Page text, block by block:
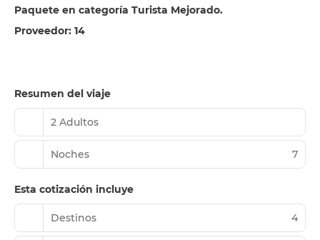
Paquete en categoría Turista Mejorado.
Proveedor: 14
Resumen del viaje
2 Adultos
Noches 7
Esta cotización incluye
Destinos 4